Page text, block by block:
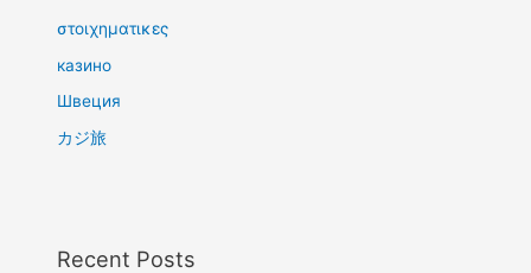
στοιχηματικες
казино
Швеция
カジ旅
Recent Posts